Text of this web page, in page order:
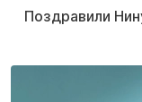
Поздравили